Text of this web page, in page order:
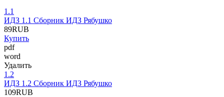
1.1
ИДЗ 1.1 Сборник ИДЗ Рябушко
89RUB
Купить
pdf
word
Удалить
1.2
ИДЗ 1.2 Сборник ИДЗ Рябушко
109RUB